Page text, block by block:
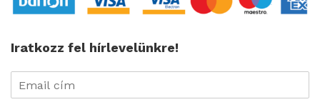
Iratkozz fel hírlevelünkre!